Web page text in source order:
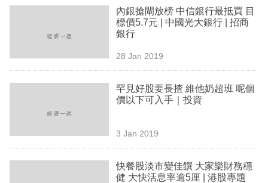
區
內銀搶閘放榜 中信銀行最抵買 目
標價5.7元 | 中國光大銀行 | 招商
銀行
28 Jan 2019
罕見好股要長揸 維他奶超班 呢個
價以下可入手｜投資
3 Jan 2019
快餐股淡市變佳饌 大家樂財務穩
健 大快活息率逾5厘 | 港股專題